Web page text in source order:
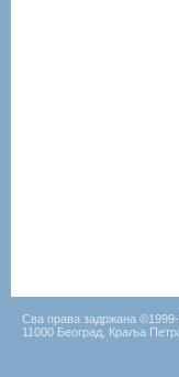
Сва права задржана
11000 Београд, Краља